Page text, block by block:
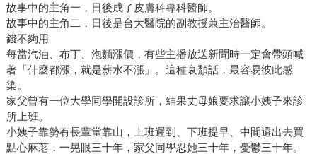
故事中的主角一，日後成了皮膚科專科醫師。
故事中的主角二，日後是台大醫院的副教授兼主治醫師。
錢不夠用
每當汽油、布丁、泡麵漲價，有些主播放送新聞時一定會帶頭喊
著「什麼都漲，就是薪水不漲」。這種衰頹話，最容易彼此感
染。
家父曾有一位大學同學開設診所，結果丈母娘要求讓小姨子來診
所上班。
小姨子靠勢有長輩當靠山，上班遲到、下班提早、中間還出去買
點心麻荖，一晃眼三十年，家父同學忍她三十年，憂鬱三十年。